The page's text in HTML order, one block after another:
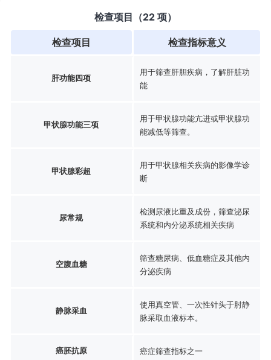
检查项目（22 项）
检查项目 检查指标意义
肝功能四项
用于筛查肝胆疾病，了解肝脏功
能
甲状腺功能三项
用于甲状腺功能亢进或甲状腺功
能减低等筛查。
甲状腺彩超
用于甲状腺相关疾病的影像学诊
断
尿常规
检测尿液比重及成份，筛查泌尿
系统和内分泌系统相关疾病
空腹血糖
筛查糖尿病、低血糖症及其他内
分泌疾病
静脉采血
使用真空管、一次性针头于肘静
脉采取血液标本。
癌胚抗原 癌症筛查指标之一